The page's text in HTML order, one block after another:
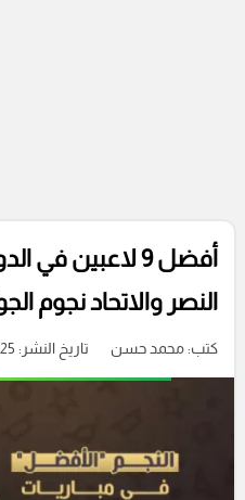
أفضل 9 لاعبين
النصر والاتحاد نجوم
كتب:محمد حسن تاريخ النشر: 31/08/2025